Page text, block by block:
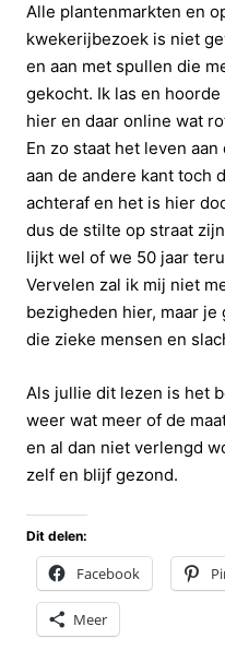
Alle plantenmarkten en
kwekerijbezoek is niet
en aan met spullen die
gekocht. Ik las en
hier en daar online wat
En zo staat het leven
aan de andere kant toch
achteraf en het is hier
dus de stilte op straat
lijkt wel of we 50 jaar
Vervelen zal ik mij niet
bezigheden hier, maar
die zieke mensen en
Als jullie dit lezen is het
weer wat meer of de
en al dan niet verlengd
zelf en blijf gezond.
Dit delen:
Facebook
Meer